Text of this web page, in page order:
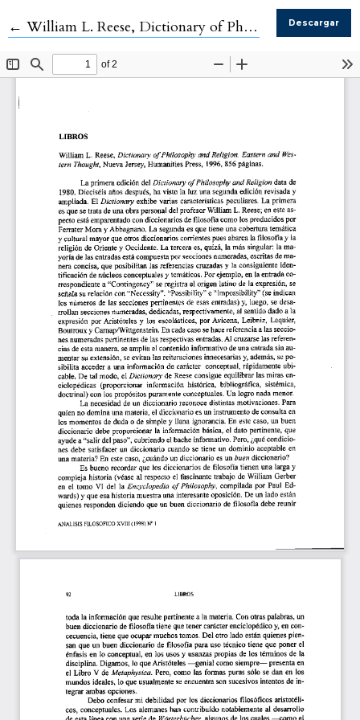
← Volver a los detalles del artículo
William L. Reese, Dictionary of Philosophy and Religion. Eastern and Western Thought, Nueva Jersey, Humanities Press, 1996, 856 p. Descargar